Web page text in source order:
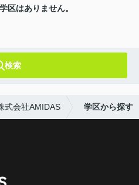
区はありません。
検索
式会社AMIDAS 学区から探す